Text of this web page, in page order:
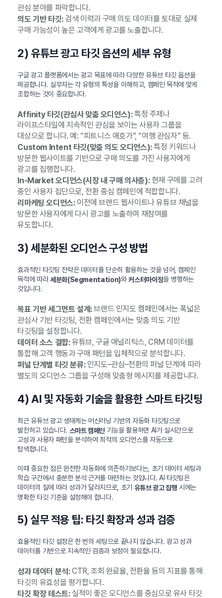
관심 분야를 파악합니다.
의도 기반 타깃:검색 이력과 구매 의도 데이터를 토대로 실제
구매 가능성이 높은 고객에게 광고를 노출합니다.
2) 유튜브 광고 타깃 옵션의 세부 유형
구글 광고 플랫폼에서는 광고 목표에 따라 다양한 유튜브 타깃 옵션을
제공합니다. 실무자는 각 유형의 특성을 이해하고, 캠페인 목적에 맞게
조합하는 것이 중요합니다.
Affinity 타깃(관심사 맞춤 오디언스):특정 주제나
라이프스타일에 지속적인 관심을 보이는 사용자 그룹을
대상으로 합니다. 예: “피트니스 애호가”, “여행 관심자” 등.
Custom Intent 타깃(맞춤 의도 오디언스):특정 키워드나
방문한 웹사이트를 기반으로 구매 의도를 가진 사용자에게
광고를 집행합니다.
In-Market 오디언스(시장 내 구매 의사층):현재 구매를 고려
중인 사용자 집단으로, 전환 중심 캠페인에 적합합니다.
리마케팅 오디언스:이전에 브랜드 웹사이트나 유튜브 채널을
방문한 사용자에게 다시 광고를 노출하여 재참여를
유도합니다.
3) 세분화된 오디언스 구성 방법
효과적인 타깃팅 전략은 데이터를 단순히 활용하는 것을 넘어, 캠페인
목적에 따라세분화(Segmentation)와커스터마이징을 병행하는
것입니다.
목표 기반 세그먼트 설계:브랜드 인지도 캠페인에서는 폭넓은
관심사 기반 타깃팅, 전환 캠페인에서는 맞춤 의도 기반
타깃팅을 설정합니다.
데이터 소스 결합:유튜브, 구글 애널리틱스, CRM 데이터를
통합해 고객 행동과 구매 패턴을 입체적으로 분석합니다.
퍼널 단계별 타깃 분류:인지도–관심–전환의 퍼널 단계에 따라
별도의 오디언스 그룹을 구성해 맞춤형 메시지를 제공합니다.
4) AI 및 자동화 기술을 활용한 스마트 타깃팅
최근 유튜브 광고 생태계는 머신러닝 기반의 자동화 타깃팅으로
발전하고 있습니다. 스마트 캠페인 기능을 활용하면 AI가 실시간으로
고성과 사용자 패턴을 분석하여 최적의 오디언스를 자동으로
탐색합니다.
이때 중요한 점은 완전한 자동화에 의존하기보다는, 초기 데이터 세팅과
학습 구간에서 충분한 분석 근거를 마련하는 것입니다. AI 타깃팅은
데이터의 질에 따라 성과가 달라지므로, 초기 유튜브 광고 집행 시에는
명확한 타깃 기준을 설정해야 합니다.
5) 실무 적용 팁: 타깃 확장과 성과 검증
효율적인 타깃 설정은 한 번의 세팅으로 끝나지 않습니다. 광고 성과
데이터를 기반으로 지속적인 검증과 보정이 필요합니다.
성과 데이터 분석:CTR, 조회 완료율, 전환율 등의 지표를 통해
타깃의 유효성을 평가합니다.
타깃 확장 테스트:실적이 좋은 오디언스를 중심으로 유사 타깃